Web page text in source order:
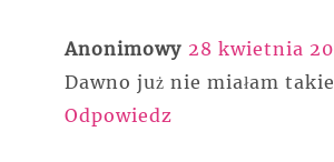
Anonimowy 28 kwietnia
Dawno już nie miałam
Odpowiedz